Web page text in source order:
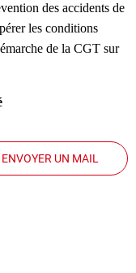
des accidents de
les conditions
de la CGT sur
ENVOYER UN MAIL